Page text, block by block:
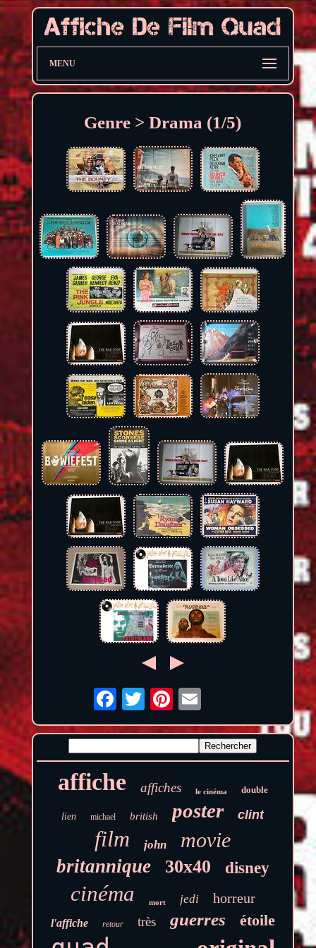
MENU
Genre > Drama (1/5)
affiche affiches le cinéma double
lien michael british poster clint
film john movie
britannique 30x40 disney
cinéma mort jedi horreur
l'affiche retour très guerres étoile